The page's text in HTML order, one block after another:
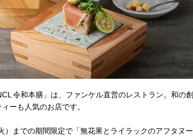
令和本膳」は、ファンケル直営のレストラン。和の創
ーも人気のお店です。
）までの期間限定で「無花果とライラックのアフタヌー